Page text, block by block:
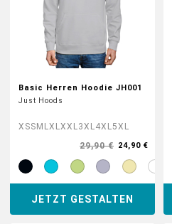
BABYKLEIDUNG
GESCHENKE
MARKEN
BADELATSCHEN
DTF BOGEN
Basic Herren Hoodie JH001
Just Hoods
XSSM L XL XXL 3XL 4XL 5XL
29,90 € 24,90 €
JETZT GESTALTEN